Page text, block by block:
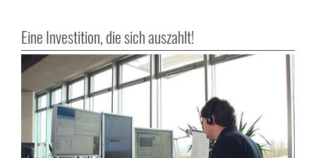
Eine Investition, die sich auszahlt!